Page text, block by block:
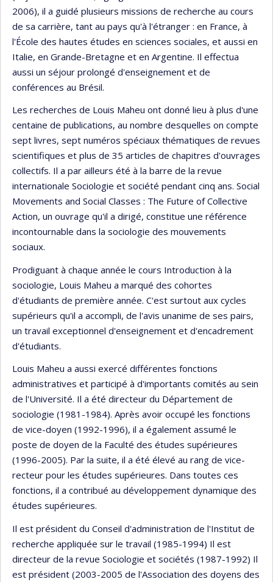
2006), il a guidé plusieurs missions de recherche au cours
de sa carrière, tant au pays qu'à l'étranger : en France, à
l'École des hautes études en sciences sociales, et aussi en
Italie, en Grande-Bretagne et en Argentine. Il effectua
aussi un séjour prolongé d'enseignement et de
conférences au Brésil.
Les recherches de Louis Maheu ont donné lieu à plus d'une
centaine de publications, au nombre desquelles on compte
sept livres, sept numéros spéciaux thématiques de revues
scientifiques et plus de 35 articles de chapitres d'ouvrages
collectifs. Il a par ailleurs été à la barre de la revue
internationale Sociologie et société pendant cinq ans. Social
Movements and Social Classes : The Future of Collective
Action, un ouvrage qu'il a dirigé, constitue une référence
incontournable dans la sociologie des mouvements
sociaux.
Prodiguant à chaque année le cours Introduction à la
sociologie, Louis Maheu a marqué des cohortes
d'étudiants de première année. C'est surtout aux cycles
supérieurs qu'il a accompli, de l'avis unanime de ses pairs,
un travail exceptionnel d'enseignement et d'encadrement
d'étudiants.
Louis Maheu a aussi exercé différentes fonctions
administratives et participé à d'importants comités au sein
de l'Université. Il a été directeur du Département de
sociologie (1981-1984). Après avoir occupé les fonctions
de vice-doyen (1992-1996), il a également assumé le
poste de doyen de la Faculté des études supérieures
(1996-2005). Par la suite, il a été élevé au rang de vice-
recteur pour les études supérieures. Dans toutes ces
fonctions, il a contribué au développement dynamique des
études supérieures.
Il est président du Conseil d'administration de l'Institut de
recherche appliquée sur le travail (1985-1994) Il est
directeur de la revue Sociologie et sociétés (1987-1992) Il
est président (2003-2005 de l'Association des doyens des